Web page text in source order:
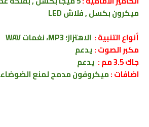
ميكرون بكسل , فلاش LED
أنواع التنبية : الاهتزاز؛ MP3، نغمات WAV
مكبر الصوت :يدعم
جاك 3.5 مم :
يدعم
اضافات :ميكروفون مدمج لمنع الضوضاء